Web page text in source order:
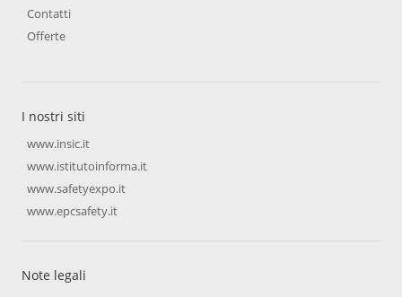
Contatti
Offerte
I nostri siti
www.insic.it
www.istitutoinforma.it
www.safetyexpo.it
www.epcsafety.it
Note legali